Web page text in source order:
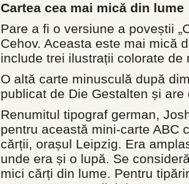
Cartea cea mai mică din lume
Pare a fi o versiune a poveștii
Cehov. Aceasta este mai mică
include trei ilustrații colorate
O altă carte minusculă după
publicat de Die Gestalten și
Renumitul tipograf german,
pentru această mini-carte ABC
cărții, orașul Leipzig. Era
unde era și o lupă. Se
mici cărți din lume. Pentru